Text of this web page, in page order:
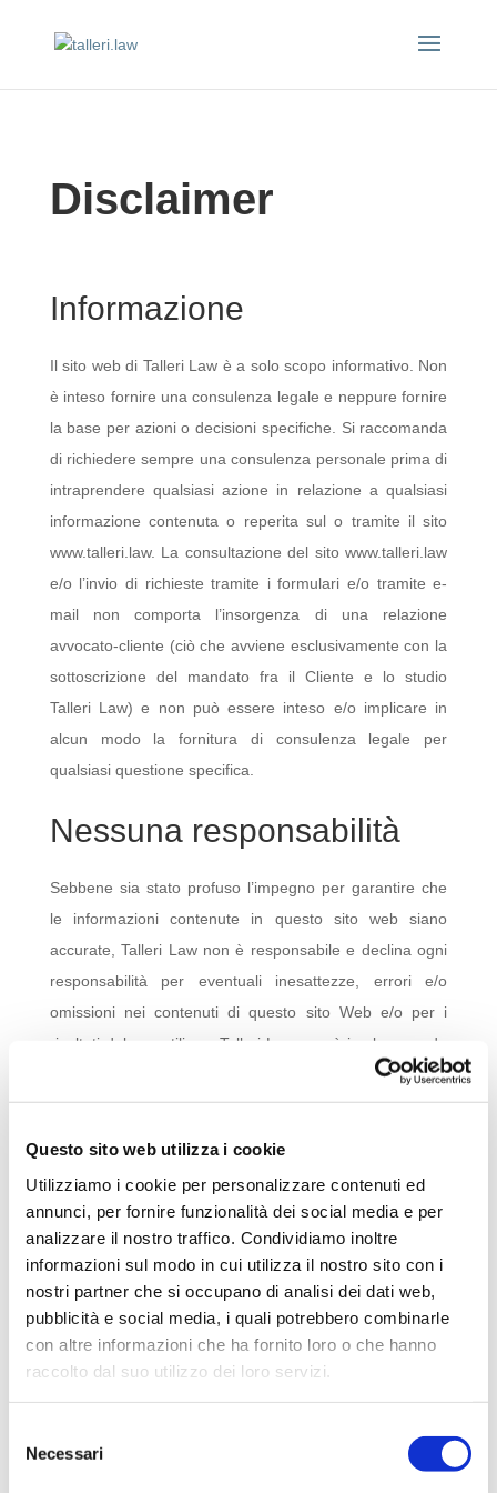
Questo sito web utilizza i cookie
Utilizziamo i cookie per personalizzare contenuti ed
annunci, per fornire funzionalità dei social media e per
analizzare il nostro traffico. Condividiamo inoltre
informazioni sul modo in cui utilizza il nostro sito con i
nostri partner che si occupano di analisi dei dati web,
pubblicità e social media, i quali potrebbero combinarle
con altre informazioni che ha fornito loro o che hanno
raccolto dal suo utilizzo dei loro servizi.
delNecessari
Disclaimer
Informazione
Il sito web di Talleri Law è a solo scopo informativo. Non
è inteso fornire una consulenza legale e neppure fornire
la base per azioni o decisioni specifiche. Si raccomanda
di richiedere sempre una consulenza personale prima di
intraprendere qualsiasi azione in relazione a qualsiasi
informazione contenuta o reperita sul o tramite il sito
www.talleri.law. La consultazione del sito www.talleri.law
e/o l’invio di richieste tramite i formulari e/o tramite e-
mail non comporta l’insorgenza di una relazione
avvocato-cliente (ciò che avviene esclusivamente con la
sottoscrizione del mandato fra il Cliente e lo studio
Talleri Law) e non può essere inteso e/o implicare in
alcun modo la fornitura di consulenza legale per
qualsiasi questione specifica.
Nessuna responsabilità
Sebbene sia stato profuso l’impegno per garantire che
le informazioni contenute in questo sito web siano
accurate, Talleri Law non è responsabile e declina ogni
responsabilità per eventuali inesattezze, errori e/o
omissioni nei contenuti di questo sito Web e/o per i
risultati del suo utilizzo. Talleri Law non è in alcun modo
responsabile per i contenuti di qualsiasi sito web a cui si
fa riferimento o accessibile dal sito web di Talleri Law. I
Diritto d’autore
Tutti i materiali, incluse fotografie, design e pubblicazioni
che fanno parte di questo sito Web sono protetti da
copyright e / o altri diritti di proprietà intellettuale e tutti i
diritti rimangono riservati al titolare dei diritti. La
autorizzate del materiale contenuto nel sito web di Talleri